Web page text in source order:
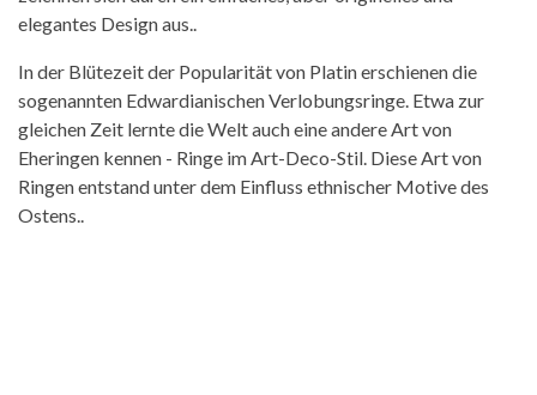
elegantes Design aus..
In der Blütezeit der Popularität von Platin erschienen die
sogenannten Edwardianischen Verlobungsringe. Etwa zur
gleichen Zeit lernte die Welt auch eine andere Art von
Eheringen kennen - Ringe im Art-Deco-Stil. Diese Art von
Ringen entstand unter dem Einfluss ethnischer Motive des
Ostens..